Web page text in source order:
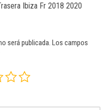
Ibiza Fr 2018 2020
será publicada. Los campos